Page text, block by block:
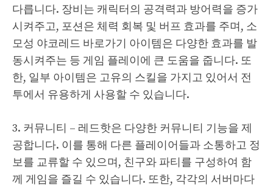
다릅니다. 장비는 캐릭터의 공격력과 방어력을 증가
시켜주고, 포션은 체력 회복 및 버프 효과를 주며, 소
모성 야코레드 바로가기 아이템은 다양한 효과를 발
동시켜주는 등 게임 플레이에 큰 도움을 줍니다. 또
한, 일부 아이템은 고유의 스킬을 가지고 있어서 전
투에서 유용하게 사용할 수 있습니다.
3. 커뮤니티 – 레드핫은 다양한 커뮤니티 기능을 제
공합니다. 이를 통해 다른 플레이어들과 소통하고 정
보를 교류할 수 있으며, 친구와 파티를 구성하여 함
께 게임을 즐길 수 있습니다. 또한, 각각의 서버마다